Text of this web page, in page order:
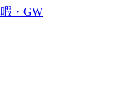
・GW